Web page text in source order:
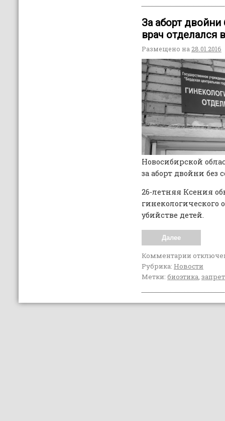
За аборт двойни
врач отделался
Размещено на 28.01.2016
Новосибирской
за аборт двойни без
26-летняя Ксения
гинекологического
убийстве детей.
Далее
Комментарии
Рубрика: Новости
Метки: биоэтика